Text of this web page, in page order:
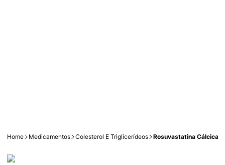
Home Medicamentos Colesterol E Triglicerídeos Rosuvastatina Cálcica